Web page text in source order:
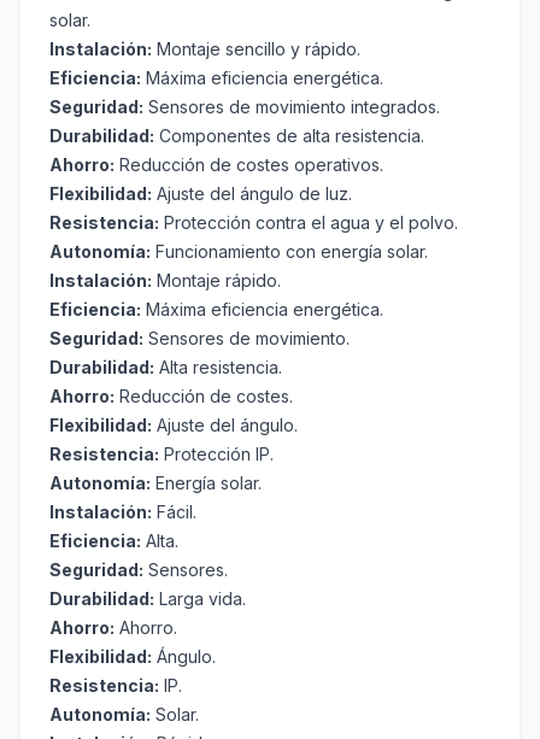
solar.
Instalación: Montaje sencillo y rápido.
Eficiencia: Máxima eficiencia energética.
Seguridad: Sensores de movimiento integrados.
Durabilidad: Componentes de alta resistencia.
Ahorro: Reducción de costes operativos.
Flexibilidad: Ajuste del ángulo de luz.
Resistencia: Protección contra el agua y el polvo.
Autonomía: Funcionamiento con energía solar.
Instalación: Montaje rápido.
Eficiencia: Máxima eficiencia energética.
Seguridad: Sensores de movimiento.
Durabilidad: Alta resistencia.
Ahorro: Reducción de costes.
Flexibilidad: Ajuste del ángulo.
Resistencia: Protección IP.
Autonomía: Energía solar.
Instalación: Fácil.
Eficiencia: Alta.
Seguridad: Sensores.
Durabilidad: Larga vida.
Ahorro: Ahorro.
Flexibilidad: Ángulo.
Resistencia: IP.
Autonomía: Solar.